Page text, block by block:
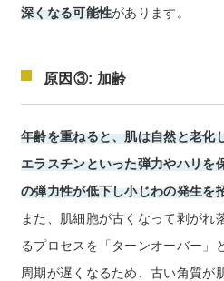
深くなる可能性があります。
原因③: 加齢
年齢を重ねると、肌は自然と老化
エラスチンといった弾力やハリを
の弾力性が低下し小じわの発生を
また、肌細胞が古くなって剥がれ
るプロセスを「ターンオーバー」
周期が遅くなるため、古い角質が